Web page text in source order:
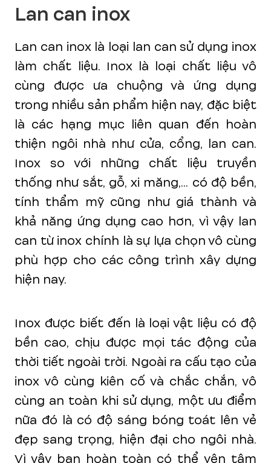
Lan can inox
Lan can inox là loại lan can sử dụng inox
làm chất liệu. Inox là loại chất liệu vô
cùng được ưa chuộng và ứng dụng
trong nhiều sản phẩm hiện nay, đặc biệt
là các hạng mục liên quan đến hoàn
thiện ngôi nhà như cửa, cổng, lan can.
Inox so với những chất liệu truyền
thống như sắt, gỗ, xi măng,... có độ bền,
tính thẩm mỹ cũng như giá thành và
khả năng ứng dụng cao hơn, vì vậy lan
can từ inox chính là sự lựa chọn vô cùng
phù hợp cho các công trình xây dựng
hiện nay.
Inox được biết đến là loại vật liệu có độ
bền cao, chịu được mọi tác động của
thời tiết ngoài trời. Ngoài ra cấu tạo của
inox vô cùng kiên cố và chắc chắn, vô
cùng an toàn khi sử dụng, một ưu điểm
nữa đó là có độ sáng bóng toát lên vẻ
đẹp sang trọng, hiện đại cho ngôi nhà.
Vì vậy bạn hoàn toàn có thể yên tâm